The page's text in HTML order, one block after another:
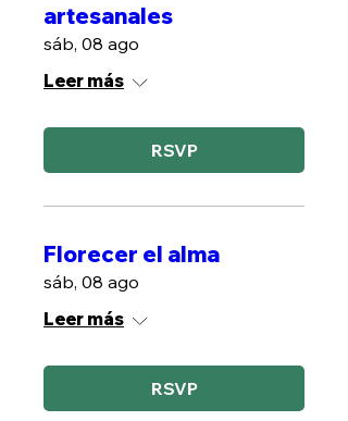
artesanales
sáb, 08 ago
Leer más
RSVP
Florecer el alma
sáb, 08 ago
Leer más
RSVP